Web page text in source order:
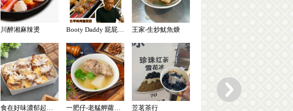
川醉湘麻辣燙 Booty Daddy 屁屁老爹-串烤雞屁股 王家-生炒魷魚焿
食在好味濃郁起司章魚燒 一肥仔-老艋舺蘿蔔排骨湯 苙茗茶行